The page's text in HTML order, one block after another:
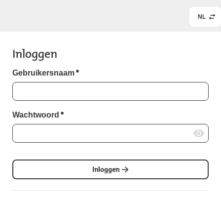
NL
Inloggen
Gebruikersnaam*
Wachtwoord *
Inloggen